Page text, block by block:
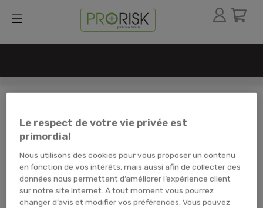
par France Sécurité
Il n'y a plus d'articles dans votre panier
Le respect de votre vie privée est
primordial
Nous utilisons des cookies pour vous proposer un contenu
en fonction de vos intérêts, mais aussi afin de collecter des
données nous permettant d’améliorer l’expérience client
sur notre site internet. A tout moment vous pourrez
changer d’avis et modifier vos préférences. Vous pouvez